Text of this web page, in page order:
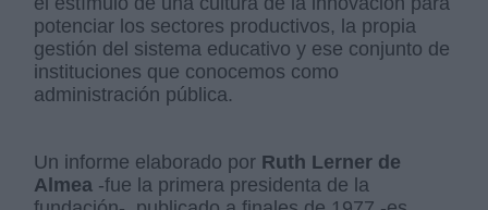
potenciar los sectores productivos, la propia
gestión del sistema educativo y ese conjunto de
instituciones que conocemos como
administración pública.
Un informe elaborado por Ruth Lerner de
Almea -fue la primera presidenta de la